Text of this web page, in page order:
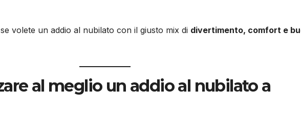
volete un addio al nubilato con il giusto mix di divertimento, comfort e
al meglio un addio al nubilato a